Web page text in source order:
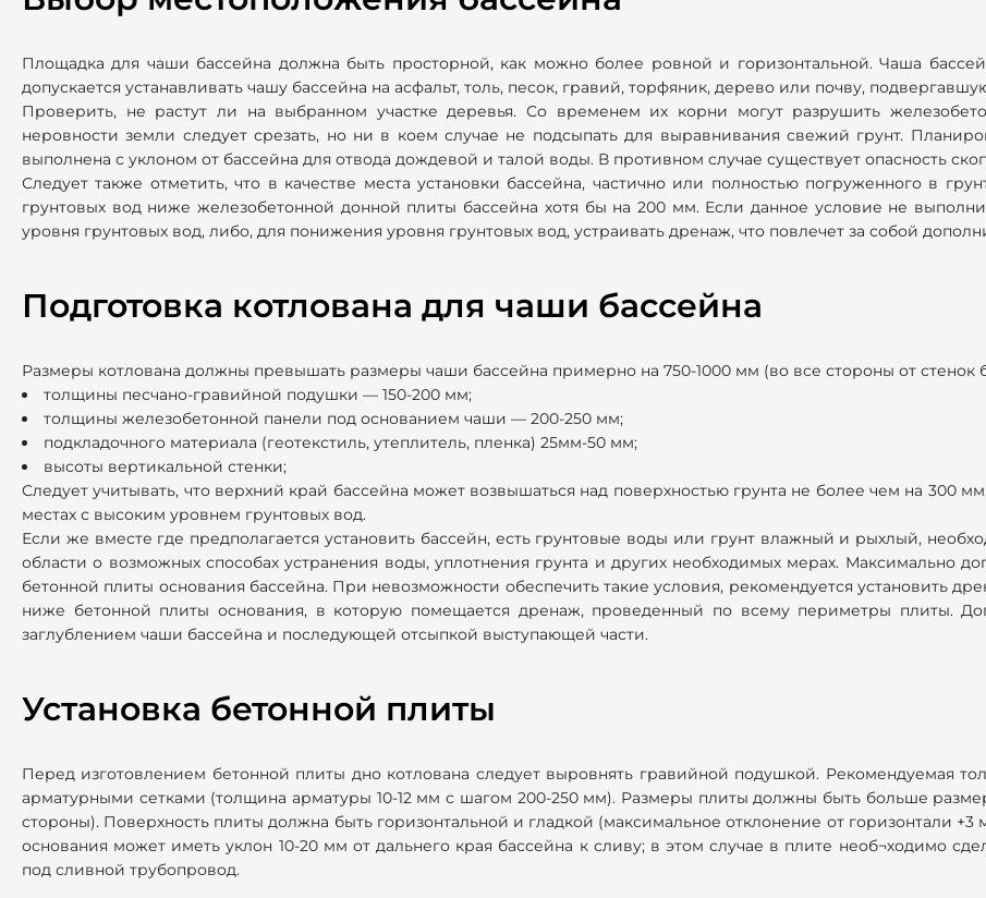
Площадка для чаши бассейна должна быть просторной, как можно более ровной и горизонтальной. Чаша
допускается устанавливать чашу бассейна на асфальт, толь, песок, гравий, торфяник, дерево или почву,
Проверить, не растут ли на выбранном участке деревья. Со временем их корни могут разрушить
неровности земли следует срезать, но ни в коем случае не подсыпать для выравнивания свежий грунт.
выполнена с уклоном от бассейна для отвода дождевой и талой воды. В противном случае существует опасность
Следует также отметить, что в качестве места установки бассейна, частично или полностью погруженного в
грунтовых вод ниже железобетонной донной плиты бассейна хотя бы на 200 мм. Если данное условие не
уровня грунтовых вод, либо, для понижения уровня грунтовых вод, устраивать дренаж, что повлечет за собой
Подготовка котлована для чаши бассейна
Размеры котлована должны превышать размеры чаши бассейна примерно на 750-1000 мм (во все стороны от стенок
толщины песчано-гравийной подушки — 150-200 мм;
толщины железобетонной панели под основанием чаши — 200-250 мм;
подкладочного материала (геотекстиль, утеплитель, пленка) 25мм-50 мм;
высоты вертикальной стенки;
Следует учитывать, что верхний край бассейна может возвышаться над поверхностью грунта не более чем на 300
местах с высоким уровнем грунтовых вод.
Если же вместе где предполагается установить бассейн, есть грунтовые воды или грунт влажный и рыхлый,
области о возможных способах устранения воды, уплотнения грунта и других необходимых мерах. Максимально
бетонной плиты основания бассейна. При невозможности обеспечить такие условия, рекомендуется установить
ниже бетонной плиты основания, в которую помещается дренаж, проведенный по всему периметры плиты.
заглублением чаши бассейна и последующей отсыпкой выступающей части.
Установка бетонной плиты
Перед изготовлением бетонной плиты дно котлована следует выровнять гравийной подушкой. Рекомендуемая
арматурными сетками (толщина арматуры 10-12 мм с шагом 200-250 мм). Размеры плиты должны быть больше
стороны). Поверхность плиты должна быть горизонтальной и гладкой (максимальное отклонение от горизонтали
основания может иметь уклон 10-20 мм от дальнего края бассейна к сливу; в этом случае в плите необ¬ходимо
под сливной трубопровод.